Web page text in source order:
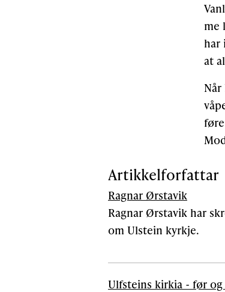
me
har
at
Artikkelforfattar
Ragnar Ørstavik
Ragnar Ørstavik har
om Ulstein kyrkje.
Ulfsteins kirkia - før